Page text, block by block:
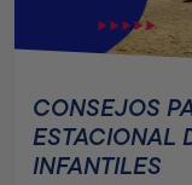
CONSEJOS
ESTACIONAL
INFANTILES